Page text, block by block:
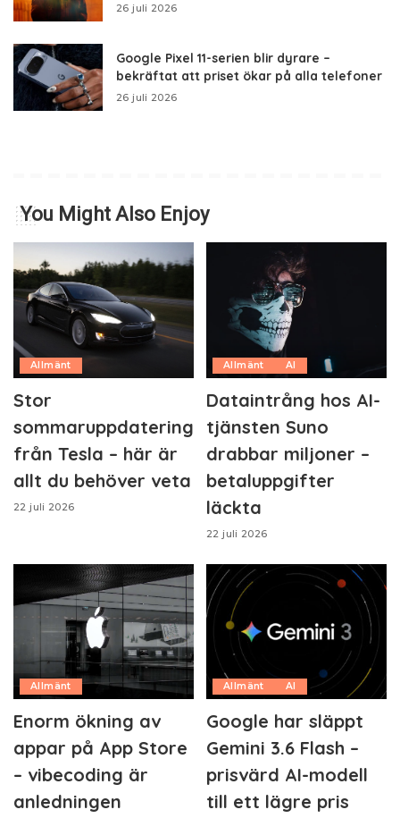
26 juli 2026
Google Pixel 11-serien blir dyrare –
bekräftat att priset ökar på alla telefoner
26 juli 2026
You Might Also Enjoy
Allmänt
Stor
sommaruppdatering
från Tesla – här är
allt du behöver veta
22 juli 2026
Allmänt AI
Dataintrång hos AI-
tjänsten Suno
drabbar miljoner –
betaluppgifter
läckta
22 juli 2026
Allmänt
Enorm ökning av
appar på App Store
– vibecoding är
anledningen
Allmänt AI
Google har släppt
Gemini 3.6 Flash –
prisvärd AI-modell
till ett lägre pris